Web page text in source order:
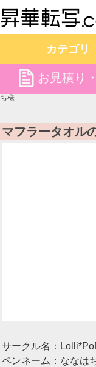
カテゴリ
file お見積り
昇華転写.com TOP お客
ち様
マフラータオ
サークル名：
ペンネーム：ななは